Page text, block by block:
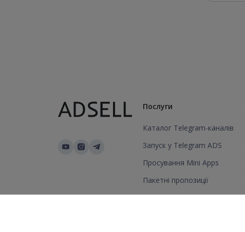
Послуги
Каталог Telegram-каналів
Запуск у Telegram ADS
Просування Mini Apps
Пакетні пропозиції
Додати канал/групу